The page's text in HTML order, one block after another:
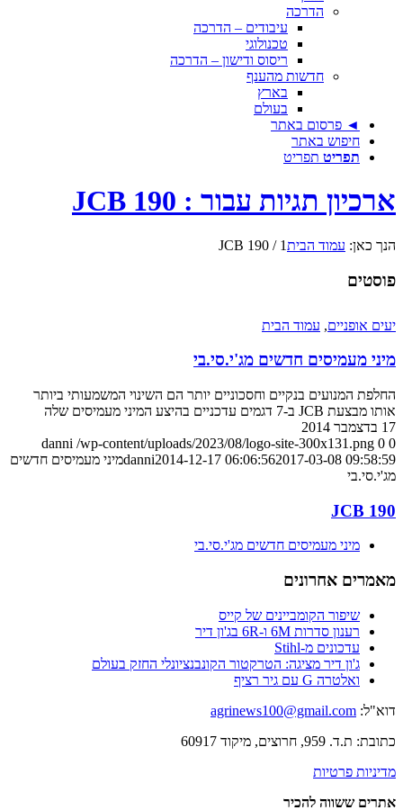
הדרכה
עיבודים – הדרכה
טכנולוגי
ריסוס ודישון – הדרכה
חדשות מהענף
בארץ
בעולם
◄ פרסום באתר
חיפוש באתר
תפריט תפריט
ארכיון תגיות עבור : JCB 190
הנך כאן: עמוד הבית1
/
JCB 190
פוסטים
יעים אופניים, עמוד הבית
מיני מעמיסים חדשים מג'י.סי.בי
החלפת המנועים בנקיים וחסכוניים יותר הם השינוי המשמעותי ביותר
אותו מבצעת JCB ב-7 דגמים עדכניים בהיצע המיני מעמיסים שלה
17 בדצמבר 2014
0
0
danni /wp-content/uploads/2023/08/logo-site-300x131.png
danni2014-12-17 06:06:562017-03-08 09:58:59
מיני מעמיסים חדשים
מג'י.סי.בי
JCB 190
מיני מעמיסים חדשים מג'י.סי.בי
מאמרים אחרונים
שיפור הקומביינים של קייס
רענון סדרות 6M ו-6R בג'ון דיר
עדכונים מ-Stihl
ג'ון דיר מציגה: הטרקטור הקונבנציונלי החזק בעולם
ואלטרה G עם גיר רציף
דוא"ל: agrinews100@gmail.com
כתובת: ת.ד. 959, חרוצים, מיקוד 60917
מדיניות פרטיות
אתרים ששווה להכיר